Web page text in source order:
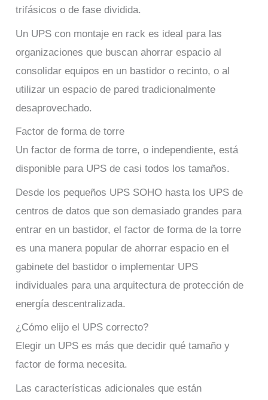
trifásicos o de fase dividida.
Un UPS con montaje en rack es ideal para las
organizaciones que buscan ahorrar espacio al
consolidar equipos en un bastidor o recinto, o al
utilizar un espacio de pared tradicionalmente
desaprovechado.
Factor de forma de torre
Un factor de forma de torre, o independiente, está
disponible para UPS de casi todos los tamaños.
Desde los pequeños UPS SOHO hasta los UPS de
centros de datos que son demasiado grandes para
entrar en un bastidor, el factor de forma de la torre
es una manera popular de ahorrar espacio en el
gabinete del bastidor o implementar UPS
individuales para una arquitectura de protección de
energía descentralizada.
¿Cómo elijo el UPS correcto?
Elegir un UPS es más que decidir qué tamaño y
factor de forma necesita.
Las características adicionales que están